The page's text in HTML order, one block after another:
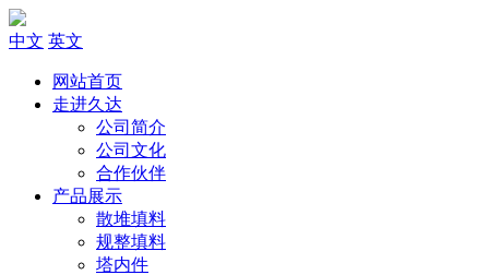
中文 英文
网站首页
走进久达
公司简介
公司文化
合作伙伴
产品展示
散堆填料
规整填料
塔内件